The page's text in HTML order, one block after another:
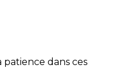
patience dans ces